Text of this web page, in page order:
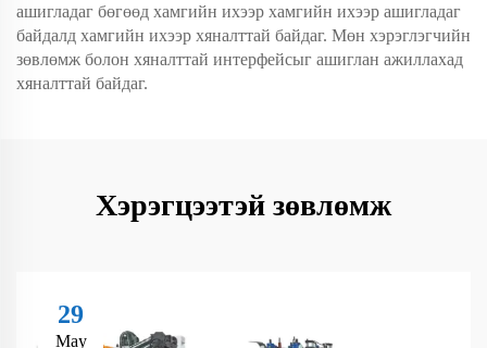
ашигладаг бөгөөд хамгийн ихээр хамгийн ихээр ашигладаг
байдалд хамгийн ихээр хяналттай байдаг. Мөн хэрэглэгчийн
зөвлөмж болон хяналттай интерфейсыг ашиглан ажиллахад
хяналттай байдаг.
Хэрэгцээтэй зөвлөмж
29
May